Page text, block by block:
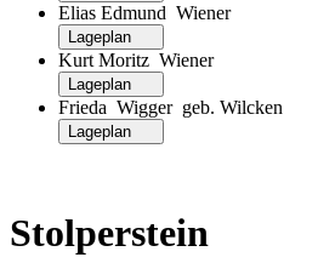
Elias Edmund Wiener
Kurt Moritz Wiener
Frieda Wigger geb. Wilcken
Stolperstein